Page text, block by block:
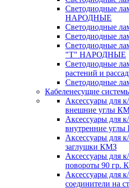
Светодиодные
НАРОДНЫЕ
Светодиодные
Светодиодные
Светодиодные
"Т" НАРОДНЫЕ
Светодиодные
растений и
Светодиодные
Кабеленесущие
Аксессуары для
внешние углы
Аксессуары для
внутренние
Аксессуары для
заглушки КМЗ
Аксессуары для
повороты 90 гр.
Аксессуары для
соединители на